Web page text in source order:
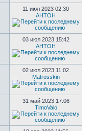
11 июл 2023 02:30
AHTOH
03 июл 2023 15:42
AHTOH
02 июл 2023 11:02
Matrosskin
31 май 2023 17:06
TimoValo